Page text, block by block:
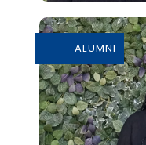
grillons
En savoir plus
ALUMNI